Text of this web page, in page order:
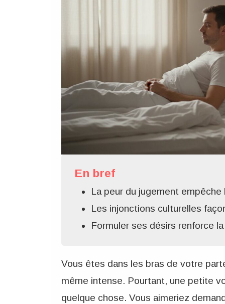
En bref
La peur du jugement
Les injonctions culturelles
Formuler ses désirs renforce
Vous êtes dans les bras de votre
même intense. Pourtant, une petite
quelque chose. Vous aimeriez